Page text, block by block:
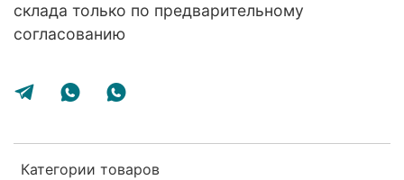
Категории товаров
склада только по предварительному
согласованию